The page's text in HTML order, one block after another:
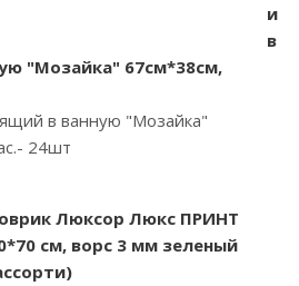
и
в
"Мозайка" 67см*38см,
в ванную "Мозайка"
24шт
Люксор Люкс ПРИНТ
см, ворс 3 мм зеленый